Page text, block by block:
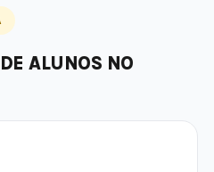
ALUNOS NO